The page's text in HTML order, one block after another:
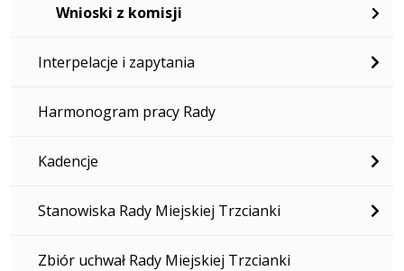
Wnioski z komisji
Interpelacje i zapytania
Harmonogram pracy Rady
Kadencje
Stanowiska Rady Miejskiej Trzcianki
Zbiór uchwał Rady Miejskiej Trzcianki